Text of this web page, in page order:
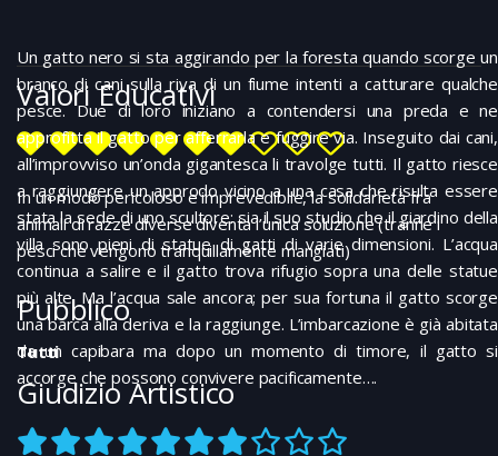
Un gatto nero si sta aggirando per la foresta quando scorge un
branco di cani sulla riva di un fiume intenti a catturare qualche
pesce. Due di loro iniziano a contendersi una preda e ne
approfitta il gatto per afferrarla e fuggire via. Inseguito dai cani,
all’improvviso un’onda gigantesca li travolge tutti. Il gatto riesce
a raggiungere un approdo vicino a una casa che risulta essere
stata la sede di uno scultore: sia il suo studio che il giardino della
villa sono pieni di statue di gatti di varie dimensioni. L’acqua
continua a salire e il gatto trova rifugio sopra una delle statue
più alte. Ma l’acqua sale ancora; per sua fortuna il gatto scorge
una barca alla deriva e la raggiunge. L’imbarcazione è già abitata
da un capibara ma dopo un momento di timore, il gatto si
accorge che possono convivere pacificamente….
Valori Educativi
In un modo pericoloso e imprevedibile, la solidarietà fra
animali di razze diverse diventa l’unica soluzione (tranne i
pesci che vengono tranquillamente mangiati)
Pubblico
Tutti
Giudizio Artistico